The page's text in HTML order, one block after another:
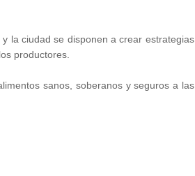
la ciudad se disponen a crear estrategias
productores.
sanos, soberanos y seguros a las